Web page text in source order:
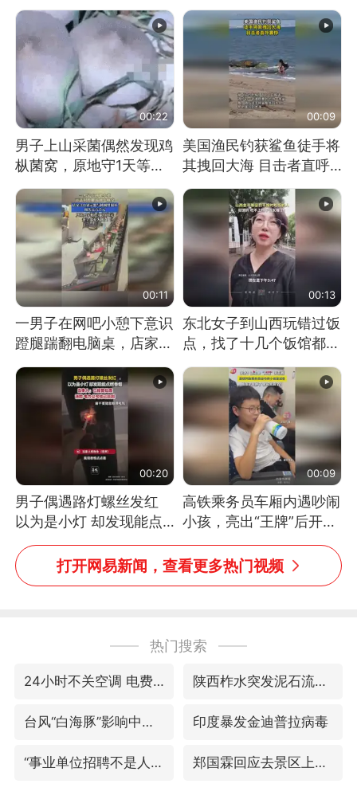
00:22
男子上山采菌偶然发现鸡
枞菌窝，原地守1天等它
长大：挖了140多朵
00:09
美国渔民钓获鲨鱼徒手将
其拽回大海 目击者直呼
震惊 （视频来源：参考
消息）
00:11
一男子在网吧小憩下意识
蹬腿踹翻电脑桌，店家3
台显示器与机械臂损坏
00:13
东北女子到山西玩错过饭
点，找了十几个饭馆都没
开门：午休到几点
00:20
男子偶遇路灯螺丝发红
以为是小灯 却发现能点
燃香烟 当事人：已报警
处理
00:09
高铁乘务员车厢内遇吵闹
小孩，亮出“王牌”后开启
一键静音
打开网易新闻，查看更多热门视频
热门搜索
24小时不关空调 电费反而更低？ 陕西柞水突发泥石流致1死2失联
台风“白海豚”影响中国已成定局 印度暴发金迪普拉病毒
“事业单位招聘不是人情买卖” 郑国霖回应去景区上班被保安拦下